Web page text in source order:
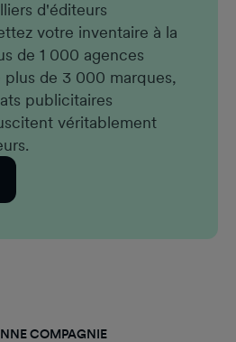
d'éditeurs
votre inventaire à la
de 1 000 agences
de 3 000 marques,
publicitaires
véritablement
COMPAGNIE